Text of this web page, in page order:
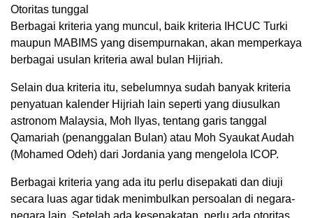
Otoritas tunggal
Berbagai kriteria yang muncul, baik kriteria IHCUC Turki
maupun MABIMS yang disempurnakan, akan memperkaya
berbagai usulan kriteria awal bulan Hijriah.
Selain dua kriteria itu, sebelumnya sudah banyak kriteria
penyatuan kalender Hijriah lain seperti yang diusulkan
astronom Malaysia, Moh Ilyas, tentang garis tanggal
Qamariah (penanggalan Bulan) atau Moh Syaukat Audah
(Mohamed Odeh) dari Jordania yang mengelola ICOP.
Berbagai kriteria yang ada itu perlu disepakati dan diuji
secara luas agar tidak menimbulkan persoalan di negara-
negara lain. Setelah ada kesepakatan, perlu ada otoritas